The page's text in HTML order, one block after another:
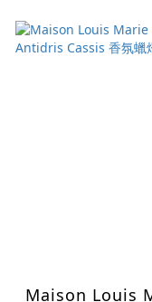
Maison Louis